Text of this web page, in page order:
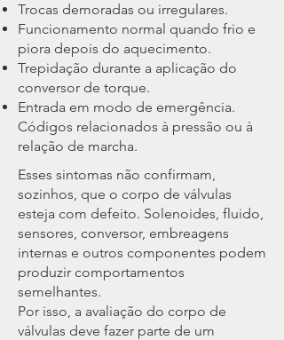
Trocas demoradas ou irregulares.
Funcionamento normal quando frio e
piora depois do aquecimento.
Trepidação durante a aplicação do
conversor de torque.
Entrada em modo de emergência.
Códigos relacionados à pressão ou à
relação de marcha.
Esses sintomas não confirmam,
sozinhos, que o corpo de válvulas
esteja com defeito. Solenoides, fluido,
sensores, conversor, embreagens
internas e outros componentes podem
produzir comportamentos
semelhantes.
Por isso, a avaliação do corpo de
válvulas deve fazer parte de um